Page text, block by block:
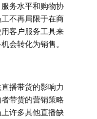
务水平和购物协
不再局限于在商
客户服务工具来
会转化为销售。
播带货的影响力
带货的营销策略
许多其他直播缺